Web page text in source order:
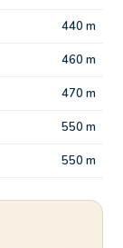
440 m
460 m
470 m
550 m
550 m